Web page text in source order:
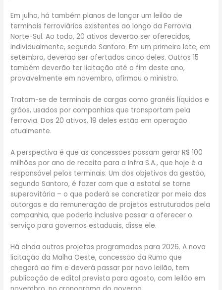
Em julho, há também planos de lançar um leilão de
terminais ferroviários existentes ao longo da Ferrovia
Norte-Sul. Ao todo, 20 ativos deverão ser oferecidos,
individualmente, segundo Santoro. Em um primeiro lote, em
setembro, deverão ser ofertados cinco deles. Outros 15
também deverão ter licitação até o fim deste ano,
provavelmente em novembro, afirmou o ministro.
Tratam-se de terminais de cargas como granéis líquidos e
grãos, usados por companhias que transportam pela
ferrovia. Dos 20 ativos, 19 deles estão em operação
atualmente.
A perspectiva é que as concessões possam gerar R$ 100
milhões por ano de receita para a Infra S.A., que hoje é a
responsável pelos terminais. Um dos objetivos da gestão,
segundo Santoro, é fazer com que a estatal se torne
superavitária – o que poderá se concretizar por meio das
outorgas e da remuneração de projetos estruturados pela
companhia, que poderia inclusive passar a oferecer o
serviço para governos estaduais, disse ele.
Há ainda outros projetos programados para 2026. A nova
licitação da Malha Oeste, concessão da Rumo que
chegará ao fim e deverá passar por novo leilão, tem
publicação de edital prevista para agosto, com leilão em